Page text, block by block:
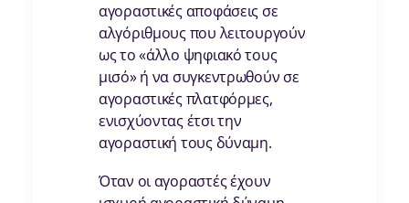
αγοραστικές αποφάσεις σε
αλγόριθμους που λειτουργούν
ως το «άλλο ψηφιακό τους
μισό» ή να συγκεντρωθούν σε
αγοραστικές πλατφόρμες,
ενισχύοντας έτσι την
αγοραστική τους δύναμη.
Όταν οι αγοραστές έχουν